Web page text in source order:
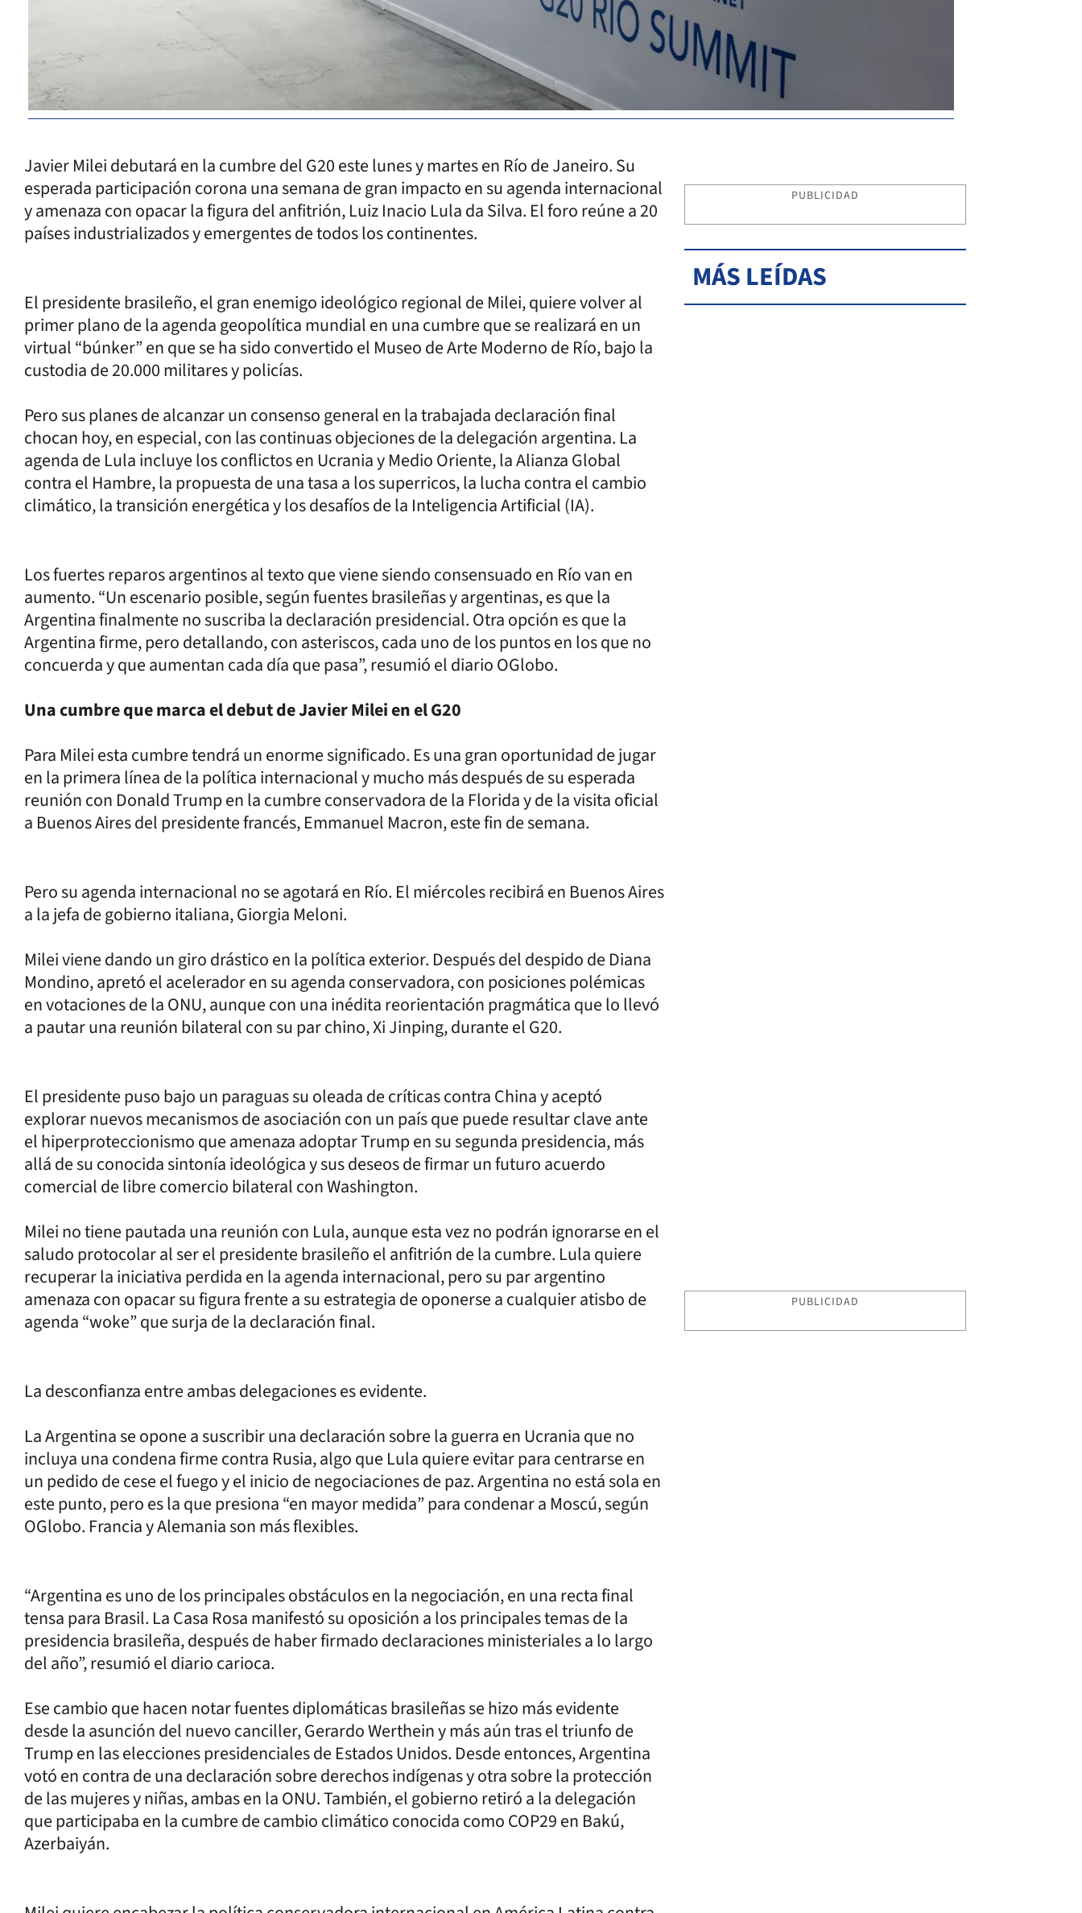
Javier Milei debutará en la cumbre del G20 este lunes y martes en Río de Janeiro. Su
esperada participación corona una semana de gran impacto en su agenda internacional
y amenaza con opacar la figura del anfitrión, Luiz Inacio Lula da Silva. El foro reúne a 20
países industrializados y emergentes de todos los continentes.
El presidente brasileño, el gran enemigo ideológico regional de Milei, quiere volver al
primer plano de la agenda geopolítica mundial en una cumbre que se realizará en un
virtual “búnker” en que se ha sido convertido el Museo de Arte Moderno de Río, bajo la
custodia de 20.000 militares y policías.
Pero sus planes de alcanzar un consenso general en la trabajada declaración final
chocan hoy, en especial, con las continuas objeciones de la delegación argentina. La
agenda de Lula incluye los conflictos en Ucrania y Medio Oriente, la Alianza Global
contra el Hambre, la propuesta de una tasa a los superricos, la lucha contra el cambio
climático, la transición energética y los desafíos de la Inteligencia Artificial (IA).
Los fuertes reparos argentinos al texto que viene siendo consensuado en Río van en
aumento. “Un escenario posible, según fuentes brasileñas y argentinas, es que la
Argentina finalmente no suscriba la declaración presidencial. Otra opción es que la
Argentina firme, pero detallando, con asteriscos, cada uno de los puntos en los que no
concuerda y que aumentan cada día que pasa”, resumió el diario OGlobo.
Una cumbre que marca el debut de Javier Milei en el G20
Para Milei esta cumbre tendrá un enorme significado. Es una gran oportunidad de jugar
en la primera línea de la política internacional y mucho más después de su esperada
reunión con Donald Trump en la cumbre conservadora de la Florida y de la visita oficial
a Buenos Aires del presidente francés, Emmanuel Macron, este fin de semana.
Pero su agenda internacional no se agotará en Río. El miércoles recibirá en Buenos Aires
a la jefa de gobierno italiana, Giorgia Meloni.
Milei viene dando un giro drástico en la política exterior. Después del despido de Diana
Mondino, apretó el acelerador en su agenda conservadora, con posiciones polémicas
en votaciones de la ONU, aunque con una inédita reorientación pragmática que lo llevó
a pautar una reunión bilateral con su par chino, Xi Jinping, durante el G20.
El presidente puso bajo un paraguas su oleada de críticas contra China y aceptó
explorar nuevos mecanismos de asociación con un país que puede resultar clave ante
el hiperproteccionismo que amenaza adoptar Trump en su segunda presidencia, más
allá de su conocida sintonía ideológica y sus deseos de firmar un futuro acuerdo
comercial de libre comercio bilateral con Washington.
Milei no tiene pautada una reunión con Lula, aunque esta vez no podrán ignorarse en el
saludo protocolar al ser el presidente brasileño el anfitrión de la cumbre. Lula quiere
recuperar la iniciativa perdida en la agenda internacional, pero su par argentino
amenaza con opacar su figura frente a su estrategia de oponerse a cualquier atisbo de
agenda “woke” que surja de la declaración final.
La desconfianza entre ambas delegaciones es evidente.
La Argentina se opone a suscribir una declaración sobre la guerra en Ucrania que no
incluya una condena firme contra Rusia, algo que Lula quiere evitar para centrarse en
un pedido de cese el fuego y el inicio de negociaciones de paz. Argentina no está sola en
este punto, pero es la que presiona “en mayor medida” para condenar a Moscú, según
OGlobo. Francia y Alemania son más flexibles.
“Argentina es uno de los principales obstáculos en la negociación, en una recta final
tensa para Brasil. La Casa Rosa manifestó su oposición a los principales temas de la
presidencia brasileña, después de haber firmado declaraciones ministeriales a lo largo
del año”, resumió el diario carioca.
Ese cambio que hacen notar fuentes diplomáticas brasileñas se hizo más evidente
desde la asunción del nuevo canciller, Gerardo Werthein y más aún tras el triunfo de
Trump en las elecciones presidenciales de Estados Unidos. Desde entonces, Argentina
votó en contra de una declaración sobre derechos indígenas y otra sobre la protección
de las mujeres y niñas, ambas en la ONU. También, el gobierno retiró a la delegación
que participaba en la cumbre de cambio climático conocida como COP29 en Bakú,
Azerbaiyán.
PUBLICIDAD
MÁS LEÍDAS
PUBLICIDAD